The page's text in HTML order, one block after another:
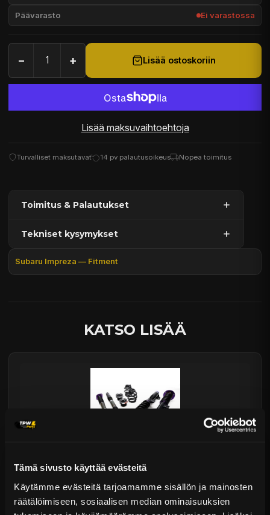
Tämä sivusto käyttää evästeitä
Käytämme evästeitä tarjoamamme sisällön ja mainosten
räätälöimiseen, sosiaalisen median ominaisuuksien
Päävarasto Ei varastossa
− + Lisää ostoskoriin
Lisää maksuvaihtoehtoja
Turvalliset maksutavat 14 pv palautusoikeus Nopea toimitus
Toimitus & Palautukset
Kaupan sijainnissa olevat tuotteet 1–3 arkipäivässä
Päävaraston tuotteet 7 arkipäivässä
Tekniset kysymykset
Subaru Impreza — Fitment
KATSO LISÄÄ
D2 Circuit Coiloverit BMW 3-sarja E36 (1990–1998)
Alk. €1.751,99 sis. ALV